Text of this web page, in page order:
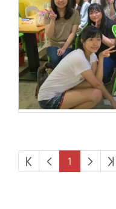
第一頁上一頁
1 下一頁